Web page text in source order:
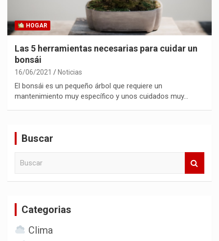
HOGAR
Las 5 herramientas necesarias para cuidar un
bonsái
16/06/2021 Noticias
El bonsái es un pequeño árbol que requiere un
mantenimiento muy específico y unos cuidados muy…
Buscar
Categorias
Clima